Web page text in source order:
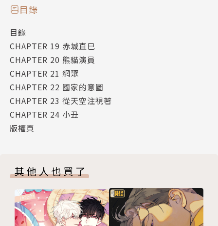
目錄
目錄
CHAPTER 19 赤城直巳
CHAPTER 20 熊貓演員
CHAPTER 21 網聚
CHAPTER 22 國家的意圖
CHAPTER 23 從天空注視著
CHAPTER 24 小丑
版權頁
其他人也買了